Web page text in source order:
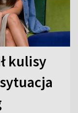
kulisy